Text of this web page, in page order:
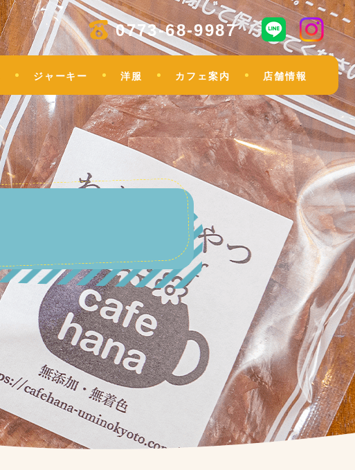
0773-68-9987
ジャーキー 洋服 カフェ案内 店舗情報